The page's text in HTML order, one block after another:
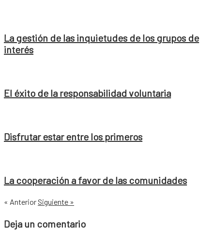
La gestión de las inquietudes de los grupos de
interés
El éxito de la responsabilidad voluntaria
Disfrutar estar entre los primeros
La cooperación a favor de las comunidades
« Anterior Siguiente »
Deja un comentario